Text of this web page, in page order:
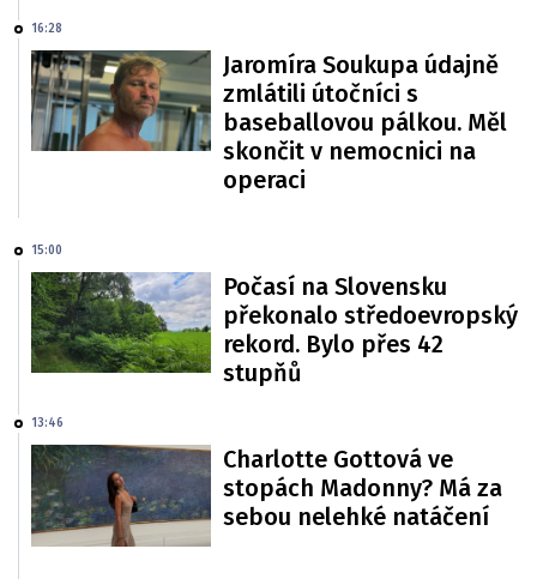
16:28
Jaromíra Soukupa údajně
zmlátili útočníci s
baseballovou pálkou. Měl
skončit v nemocnici na
operaci
15:00
Počasí na Slovensku
překonalo středoevropský
rekord. Bylo přes 42
stupňů
13:46
Charlotte Gottová ve
stopách Madonny? Má za
sebou nelehké natáčení